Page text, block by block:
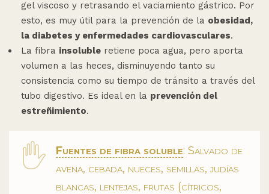
gel viscoso y retrasando el vaciamiento gástrico. Por
esto, es muy útil para la prevención de la obesidad,
la diabetes y enfermedades cardiovasculares.
La fibra insoluble retiene poca agua, pero aporta
volumen a las heces, disminuyendo tanto su
consistencia como su tiempo de tránsito a través del
tubo digestivo. Es ideal en la prevención del
estreñimiento.
Fuentes de fibra soluble: Salvado de
avena, cebada, nueces, semillas, judías
blancas, lentejas, frutas (cítricos,